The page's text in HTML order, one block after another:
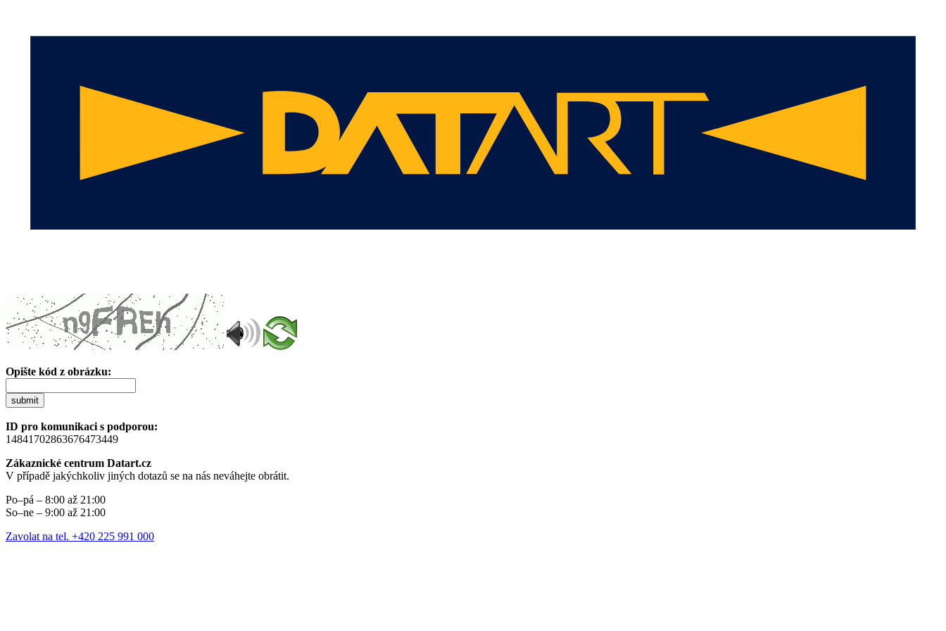
Opište kód z obrázku:
submit
ID pro komunikaci s podporou:
14841702863676473449
Zákaznické centrum Datart.cz
V případě jakýchkoliv jiných dotazů se na nás neváhejte obrátit.
Po–pá – 8:00 až 21:00
So–ne – 9:00 až 21:00
Zavolat na tel. +420 225 991 000